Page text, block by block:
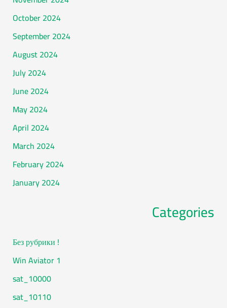
October 2024
September 2024
August 2024
July 2024
June 2024
May 2024
April 2024
March 2024
February 2024
January 2024
Categories
! Без рубрики
1 Win Aviator
10000_sat
10110_sat